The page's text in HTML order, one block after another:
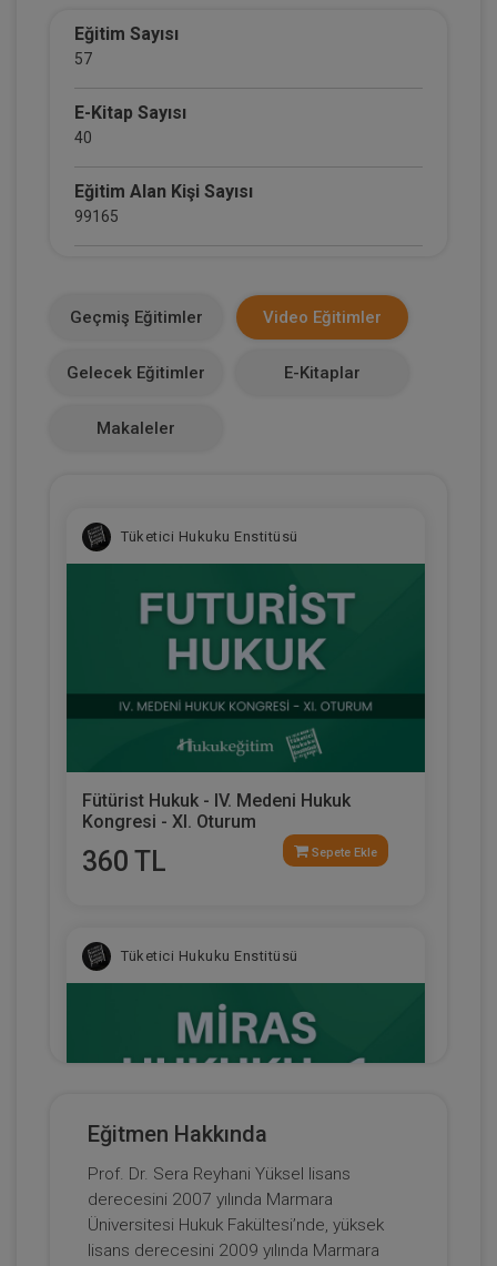
Eğitim Sayısı
57
E-Kitap Sayısı
40
Eğitim Alan Kişi Sayısı
99165
1
Geçmiş Eğitimler Video Eğitimler
Gelecek Eğitimler E-Kitaplar
Makaleler
Tüketici Hukuku Enstitüsü
Fütürist Hukuk - IV. Medeni Hukuk
Kongresi - XI. Oturum
360 TL Sepete Ekle
Tüketici Hukuku Enstitüsü
Miras Hukuku - 1 - IV. Medeni Hukuk
Kongresi - IX. Oturum
Eğitmen Hakkında
Prof. Dr. Sera Reyhani Yüksel lisans
derecesini 2007 yılında Marmara
Üniversitesi Hukuk Fakültesi’nde, yüksek
lisans derecesini 2009 yılında Marmara